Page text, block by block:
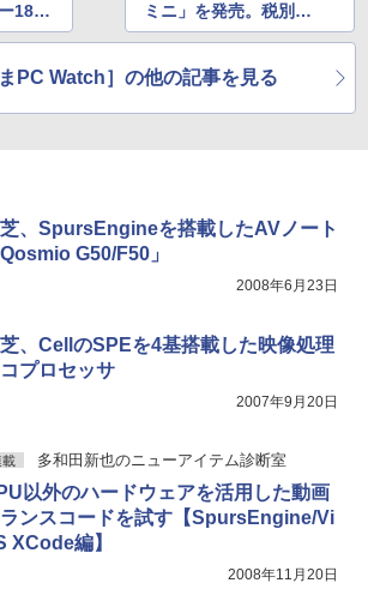
￥1,625
ベルレス 650mlPET×24本
スーパーの裏でヤニ吸うふたり 9巻 (デジタル
18名
ミニ」を発売。税別1
万2,800円
まPC Watch］の他の記事を見る
、SpursEngineを搭載したAVノート
Qosmio G50/F50」
2008年6月23日
、CellのSPEを4基搭載した映像処理
プロセッサ
2007年9月20日
載 多和田新也のニューアイテム診断室
以外のハードウェアを活用した動画
ランスコードを試す【SpursEngine/Vi
XCode編】
2008年11月20日